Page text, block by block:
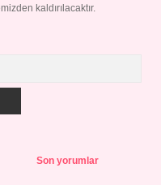
kaldırılacaktır.
Son yorumlar